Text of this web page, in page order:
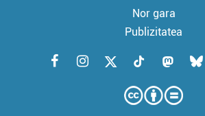
Nor gara
Publizitatea